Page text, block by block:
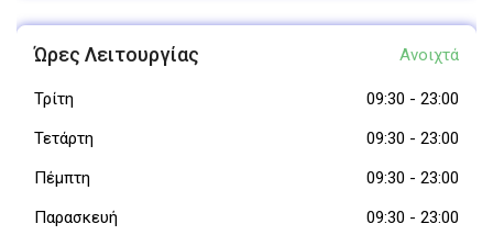
Ώρες Λειτουργίας Ανοιχτά
Τρίτη 09:30 - 23:00
Τετάρτη
09:30 - 23:00
Πέμπτη
09:30 - 23:00
Παρασκευή
09:30 - 23:00